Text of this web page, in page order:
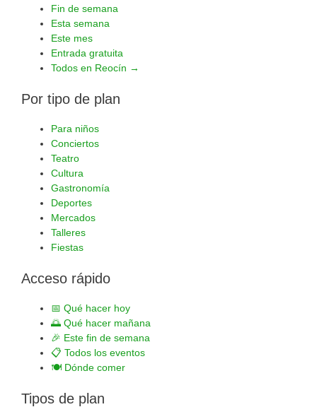
Fin de semana
Esta semana
Este mes
Entrada gratuita
Todos en Reocín →
Por tipo de plan
Para niños
Conciertos
Teatro
Cultura
Gastronomía
Deportes
Mercados
Talleres
Fiestas
Acceso rápido
📅 Qué hacer hoy
🌅 Qué hacer mañana
🎉 Este fin de semana
📋 Todos los eventos
🍽️ Dónde comer
Tipos de plan